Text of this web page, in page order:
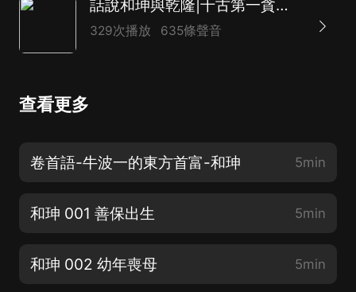
話說和珅與乾隆|千古第一貪官真實的一面|雙面詭臣
329次播放 635條聲音
查看更多
卷首語-牛波一的東方首富-和珅 5min
和珅 001 善保出生 5min
和珅 002 幼年喪母 5min